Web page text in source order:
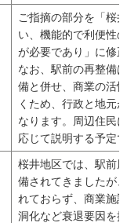
ご指摘の部分を「桜
い、機能的で利便性
が必要であり」に修
なお、駅前の再整備
備と併せ、商業の活
くため、行政と地元
なります。周辺住民
応じて説明する予定
桜井地区では、駅前
備されてきましたが
れておらず、商業施
洞化など衰退要因を